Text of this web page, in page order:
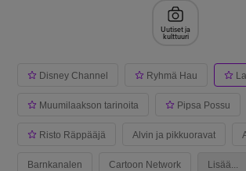
Uutiset ja
kulttuuri
Disney Channel Ryhmä Hau
Muumilaakson tarinoita Pipsa Possu
Risto Räppääjä Alvin ja pikkuoravat
Barnkanalen Cartoon Network Lisää...